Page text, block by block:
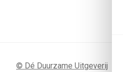
© Dé Duurzame Uitgeverij